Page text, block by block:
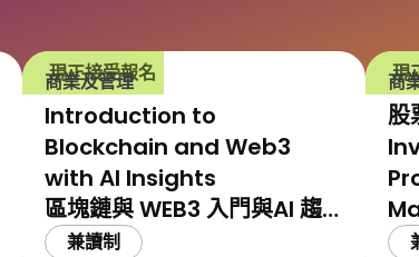
現正接受報名
商業及管理
Introduction to
Blockchain and Web3
with AI Insights
區塊鏈與 WEB3 入門與AI 趨
勢
兼讀制
現
商
股